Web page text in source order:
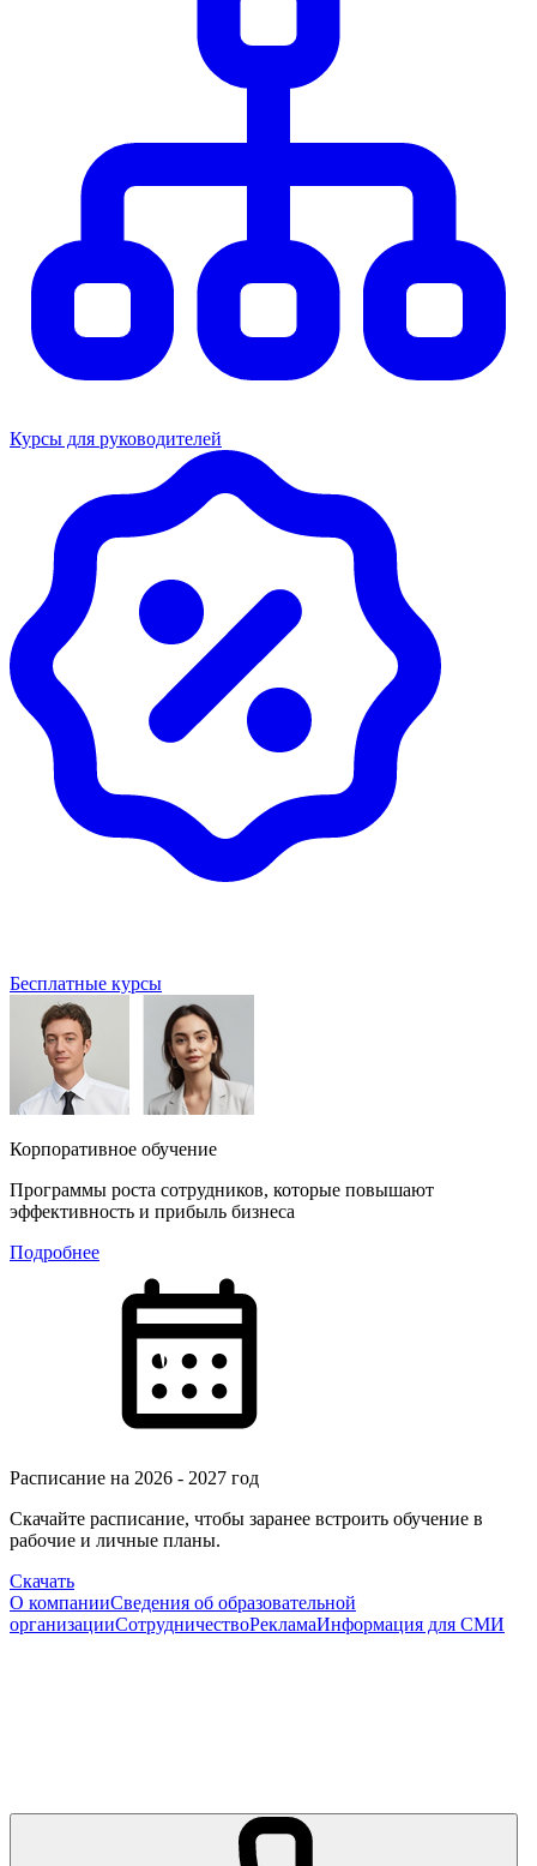
Курсы для руководителей
Бесплатные курсы
Корпоративное обучение
Программы роста сотрудников, которые повышают
эффективность и прибыль бизнеса
Подробнее
Расписание на 2026 - 2027 год
Скачайте расписание, чтобы заранее встроить обучение в
рабочие и личные планы.
Скачать
О компанииСведения об образовательной
организацииСотрудничествоРекламаИнформация для СМИ